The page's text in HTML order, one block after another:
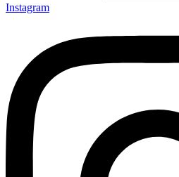
Instagram